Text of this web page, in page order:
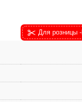
Для розницы -